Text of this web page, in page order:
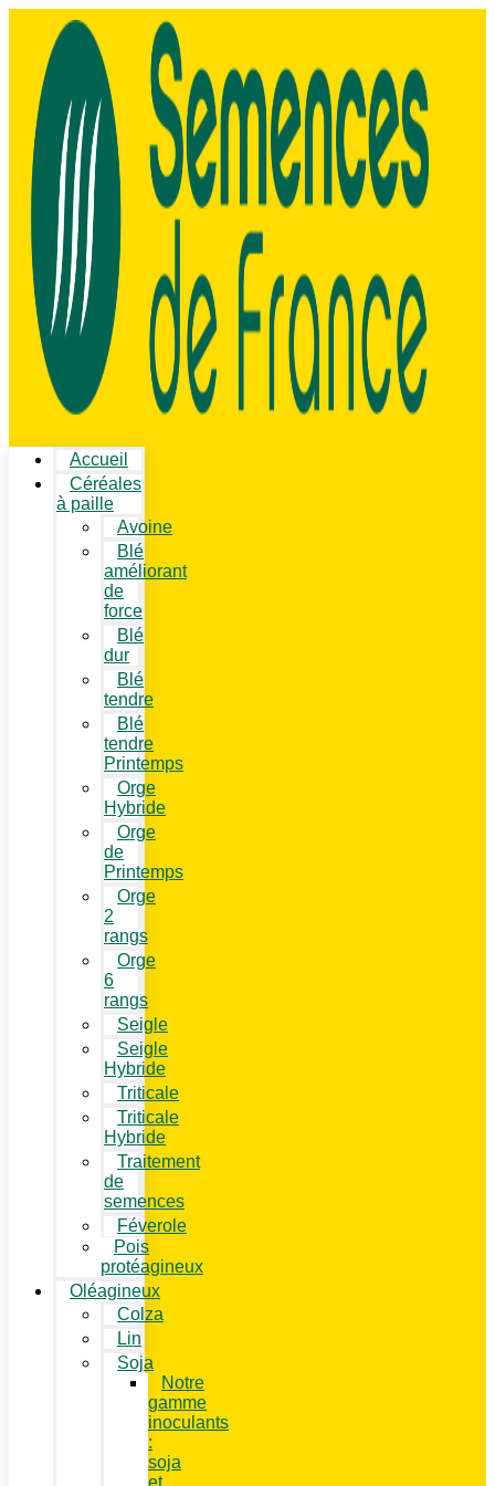
Accueil
Céréales
à paille
Avoine
Blé
améliorant
de
force
Blé
dur
Blé
tendre
Blé
tendre
Printemps
Orge
Hybride
Orge
de
Printemps
Orge
2
rangs
Orge
6
rangs
Seigle
Seigle
Hybride
Triticale
Triticale
Hybride
Traitement
de
semences
Féverole
Pois
protéagineux
Oléagineux
Colza
Lin
Soja
Notre
gamme
inoculants
:
soja
et